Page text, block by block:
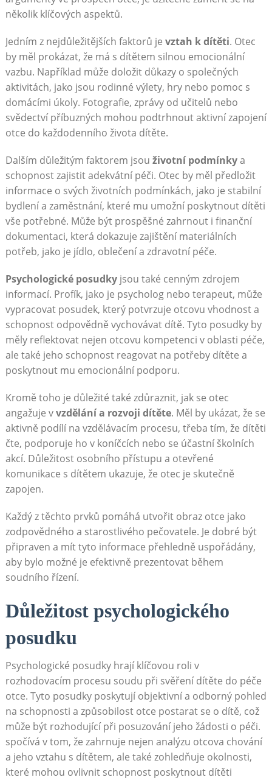
několik klíčových aspektů.
Jedním z nejdůležitějších faktorů je vztah k dítěti. Otec
by měl prokázat, že má s dítětem silnou emocionální
vazbu. Například může doložit důkazy o společných
aktivitách, jako jsou rodinné výlety, hry nebo pomoc s
domácími úkoly. Fotografie, zprávy od učitelů nebo
svědectví příbuzných mohou podtrhnout aktivní zapojení
otce do každodenního života dítěte.
Dalším důležitým faktorem jsou životní podmínkya
schopnost zajistit adekvátní péči. Otec by měl předložit
informace o svých životních podmínkách, jako je stabilní
bydlení a zaměstnání, které mu umožní poskytnout dítěti
vše potřebné. Může být prospěšné zahrnout i finanční
dokumentaci, která dokazuje zajištění materiálních
potřeb, jako je jídlo, oblečení a zdravotní péče.
Psychologické posudkyjsou také cenným zdrojem
informací. Profík, jako je psycholog nebo terapeut, může
vypracovat posudek, který potvrzuje otcovu vhodnost a
schopnost odpovědně vychovávat dítě. Tyto posudky by
měly reflektovat nejen otcovu kompetenci v oblasti péče,
ale také jeho schopnost reagovat na potřeby dítěte a
poskytnout mu emocionální podporu.
Kromě toho je důležité také zdůraznit, jak se otec
angažuje vvzdělání a rozvoji dítěte. Měl by ukázat, že se
aktivně podílí na vzdělávacím procesu, třeba tím, že dítěti
čte, podporuje ho v koníčcích nebo se účastní školních
akcí. Důležitost osobního přístupu a otevřené
komunikace s dítětem ukazuje, že otec je skutečně
zapojen.
Každý z těchto prvků pomáhá utvořit obraz otce jako
zodpovědného a starostlivého pečovatele. Je dobré být
připraven a mít tyto informace přehledně uspořádány,
aby bylo možné je efektivně prezentovat během
soudního řízení.
Důležitost psychologického
posudku
Psychologické posudky hrají klíčovou roli v
rozhodovacím procesu soudu při svěření dítěte do péče
otce. Tyto posudky poskytují objektivní a odborný pohled
na schopnosti a způsobilost otce postarat se o dítě, což
může být rozhodující při posuzování jeho žádosti o péči.
spočívá v tom, že zahrnuje nejen analýzu otcova chování
a jeho vztahu s dítětem, ale také zohledňuje okolnosti,
které mohou ovlivnit schopnost poskytnout dítěti